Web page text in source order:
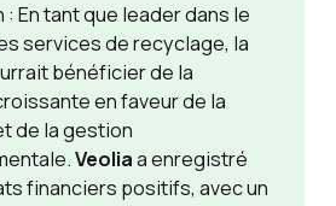
En tant que leader dans le
services de recyclage, la
bénéficier de la
en faveur de la
de la gestion
Veoliaa enregistré
financiers positifs, avec un